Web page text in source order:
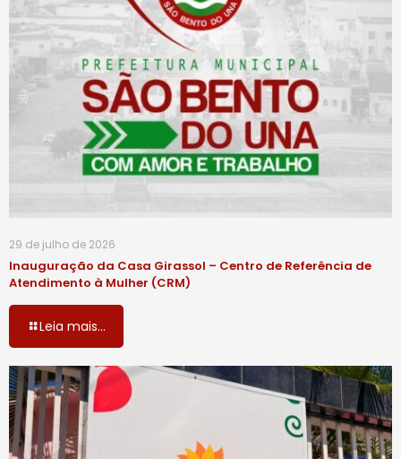
29 de julho de 2026
Inauguração da Casa Girassol – Centro de Referência de
Atendimento à Mulher (CRM)
Leia mais...